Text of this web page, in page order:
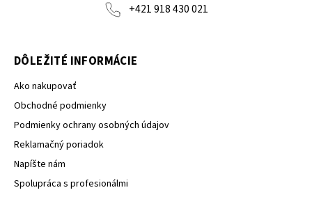
+421 918 430 021
DÔLEŽITÉ INFORMÁCIE
Ako nakupovať
Obchodné podmienky
Podmienky ochrany osobných údajov
Reklamačný poriadok
Napíšte nám
Spolupráca s profesionálmi